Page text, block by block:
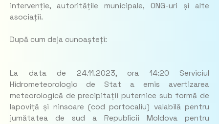
intervenție, autoritățile municipale, ONG-uri și alte
asociații.
După cum deja cunoașteți:
La data de 24.11.2023, ora 14:20 Serviciul
Hidrometeorologic de Stat a emis avertizarea
meteorologică de precipitații puternice sub formă de
lapoviță și ninsoare (cod portocaliu) valabilă pentru
jumătatea de sud a Republicii Moldova pentru